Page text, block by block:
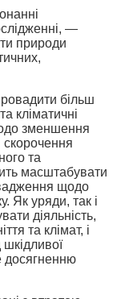
—
природи
більш
кліматичні
зменшення
скорочення
та
масштабувати
щодо
Як уряди, так і
діяльність,
та клімат, і
досягненню